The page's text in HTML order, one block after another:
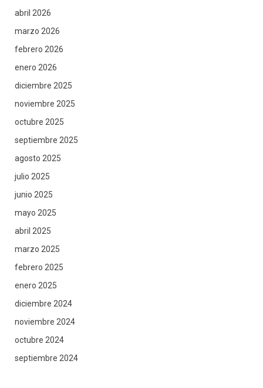
abril 2026
marzo 2026
febrero 2026
enero 2026
diciembre 2025
noviembre 2025
octubre 2025
septiembre 2025
agosto 2025
julio 2025
junio 2025
mayo 2025
abril 2025
marzo 2025
febrero 2025
enero 2025
diciembre 2024
noviembre 2024
octubre 2024
septiembre 2024